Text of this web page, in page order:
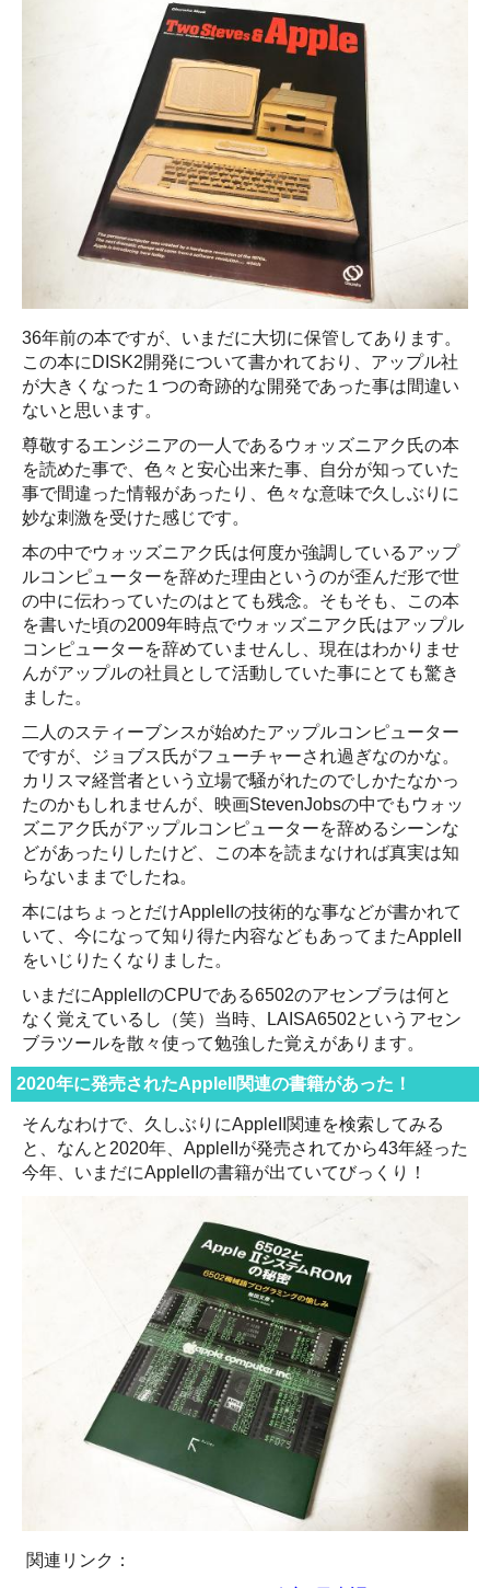
36年前の本ですが、いまだに大切に保管してあります。
この本にDISK2開発について書かれており、アップル社
が大きくなった１つの奇跡的な開発であった事は間違い
ないと思います。
尊敬するエンジニアの一人であるウォッズニアク氏の本
を読めた事で、色々と安心出来た事、自分が知っていた
事で間違った情報があったり、色々な意味で久しぶりに
妙な刺激を受けた感じです。
本の中でウォッズニアク氏は何度か強調しているアップ
ルコンピューターを辞めた理由というのが歪んだ形で世
の中に伝わっていたのはとても残念。そもそも、この本
を書いた頃の2009年時点でウォッズニアク氏はアップル
コンピューターを辞めていませんし、現在はわかりませ
んがアップルの社員として活動していた事にとても驚き
ました。
二人のスティーブンスが始めたアップルコンピューター
ですが、ジョブス氏がフューチャーされ過ぎなのかな。
カリスマ経営者という立場で騒がれたのでしかたなかっ
たのかもしれませんが、映画StevenJobsの中でもウォッ
ズニアク氏がアップルコンピューターを辞めるシーンな
どがあったりしたけど、この本を読まなければ真実は知
らないままでしたね。
本にはちょっとだけAppleIIの技術的な事などが書かれて
いて、今になって知り得た内容などもあってまたAppleII
をいじりたくなりました。
いまだにAppleIIのCPUである6502のアセンブラは何と
なく覚えているし（笑）当時、LAISA6502というアセン
ブラツールを散々使って勉強した覚えがあります。
2020年に発売されたAppleII関連の書籍があった！
そんなわけで、久しぶりにAppleII関連を検索してみる
と、なんと2020年、AppleIIが発売されてから43年経った
今年、いまだにAppleIIの書籍が出ていてびっくり！
関連リンク：